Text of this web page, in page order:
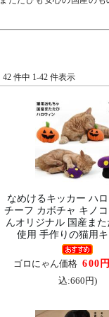
42 件中 1-42 件表示
なめけるキッカー ハ
チーフ カボチャ キノ
んオリジナル 国産また
使用 手作りの猫用
ゴロにゃん価格 600円
込:660円)